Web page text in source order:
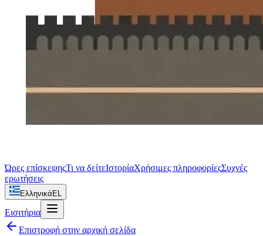
Ώρες επίσκεψηςΤι να δείτεΙστορίαΧρήσιμες πληροφορίεςΣυχνές
ερωτήσεις
Ελληνικά EL
Εισιτήρια
Επιστροφή στην αρχική σελίδα